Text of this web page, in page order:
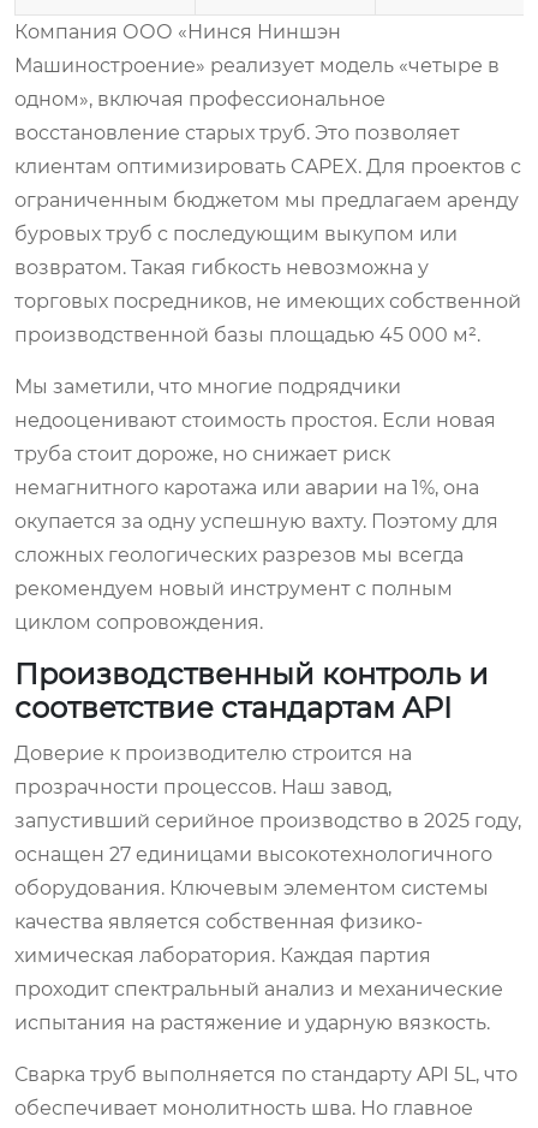
Компания ООО «Нинся Ниншэн
Машиностроение» реализует модель «четыре в
одном», включая профессиональное
восстановление старых труб. Это позволяет
клиентам оптимизировать CAPEX. Для проектов с
ограниченным бюджетом мы предлагаем аренду
буровых труб с последующим выкупом или
возвратом. Такая гибкость невозможна у
торговых посредников, не имеющих собственной
производственной базы площадью 45 000 м².
Мы заметили, что многие подрядчики
недооценивают стоимость простоя. Если новая
труба стоит дороже, но снижает риск
немагнитного каротажа или аварии на 1%, она
окупается за одну успешную вахту. Поэтому для
сложных геологических разрезов мы всегда
рекомендуем новый инструмент с полным
циклом сопровождения.
Производственный контроль и
соответствие стандартам API
Доверие к производителю строится на
прозрачности процессов. Наш завод,
запустивший серийное производство в 2025 году,
оснащен 27 единицами высокотехнологичного
оборудования. Ключевым элементом системы
качества является собственная физико-
химическая лаборатория. Каждая партия
проходит спектральный анализ и механические
испытания на растяжение и ударную вязкость.
Сварка труб выполняется по стандарту API 5L, что
обеспечивает монолитность шва. Но главное